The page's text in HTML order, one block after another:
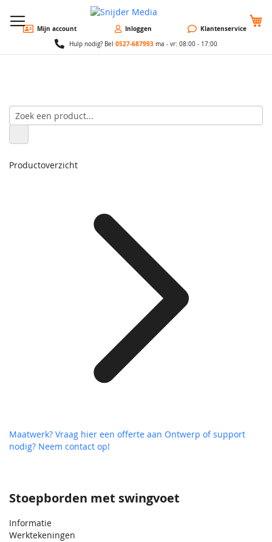
Mijn account Inloggen Klantenservice
Hulp nodig? Bel 0527-687993 ma - vr: 08:00 - 17:00
Stoepborden met swingvoet
Informatie
Werktekeningen
Productoverzicht
Maatwerk? Vraag hier een offerte aan Ontwerp of support
nodig? Neem contact op!